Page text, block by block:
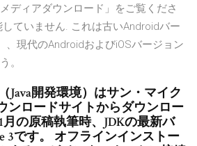
ディアダウンロード」をご覧くださ
ていません. これは古いAndroidバー
、現代のAndroidおよびiOSバージョン
。
Java開発環境）はサン・マイク
ンロードサイトからダウンロー
月の原稿執筆時、JDKの最新バ
3です。 オフラインインストー